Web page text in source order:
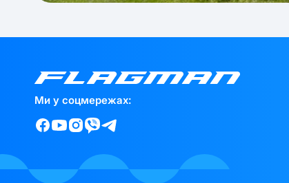
Ми у соцмережах: